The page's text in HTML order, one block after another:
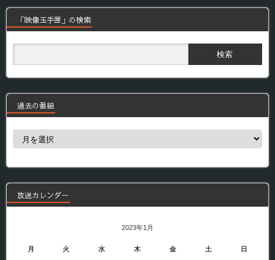
「映像玉手匣」の検索
過去の番組
過
組
放送カレンダー
2023年1月
月 火 水 木 金 土 日